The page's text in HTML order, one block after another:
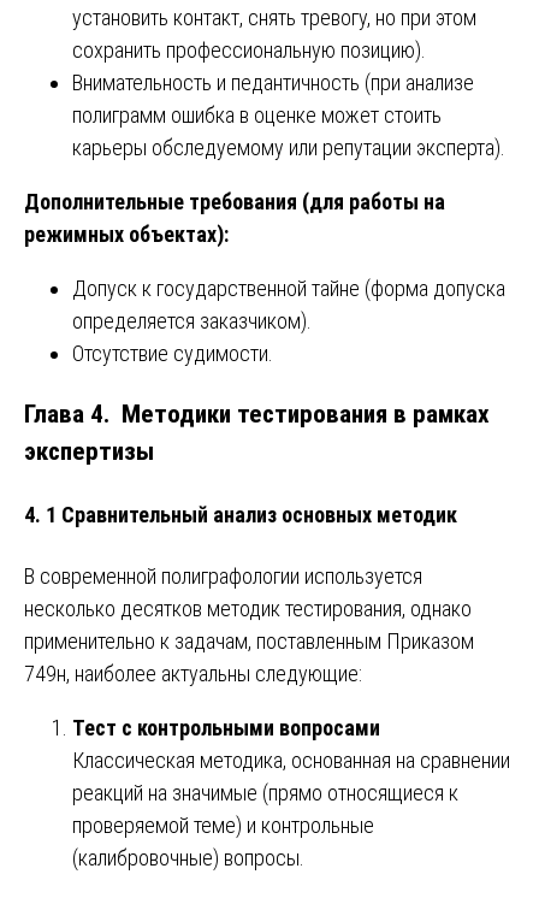
установить контакт, снять тревогу, но при этом
сохранить профессиональную позицию).
Внимательность и педантичность (при анализе
полиграмм ошибка в оценке может стоить
карьеры обследуемому или репутации эксперта).
Дополнительные требования (для работы на
режимных объектах):
Допуск к государственной тайне (форма допуска
определяется заказчиком).
Отсутствие судимости.
Глава 4. Методики тестирования в рамках
экспертизы
4. 1 Сравнительный анализ основных методик
В современной полиграфологии используется
несколько десятков методик тестирования, однако
применительно к задачам, поставленным Приказом
749н, наиболее актуальны следующие:
Тест с контрольными вопросами
Классическая методика, основанная на сравнении
реакций на значимые (прямо относящиеся к
проверяемой теме) и контрольные
(калибровочные) вопросы.